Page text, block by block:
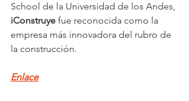
School de la Universidad de los Andes,
iConstruye fue reconocida como la
empresa más innovadora del rubro de
la construcción.
Enlace